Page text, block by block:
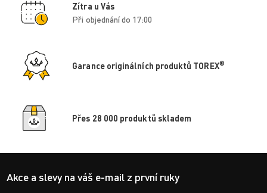
Zítra u Vás
Při objednání do 17:00
Garance originálních produktů TOREX®
Přes 28 000 produktů skladem
Akce a slevy na váš e-mail z první ruky